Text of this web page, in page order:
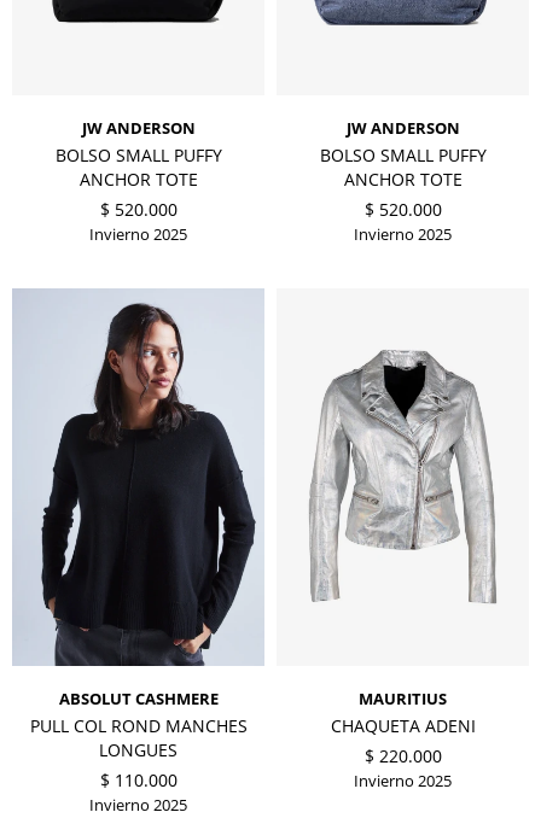
JW ANDERSON
BOLSO SMALL PUFFY
ANCHOR TOTE
$ 520.000
Invierno 2025
JW ANDERSON
BOLSO SMALL PUFFY
ANCHOR TOTE
$ 520.000
Invierno 2025
ABSOLUT CASHMERE
PULL COL ROND MANCHES
LONGUES
$ 110.000
Invierno 2025
MAURITIUS
CHAQUETA ADENI
$ 220.000
Invierno 2025